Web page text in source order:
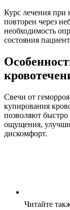
Курс лечения при
повторен через
необходимость
состояния
Свечи от
купирования
позволяют быстро
ощущения,
дискомфорт.
Читайте